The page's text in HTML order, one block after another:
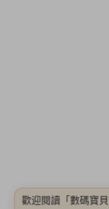
歡迎閱讀 「數碼寶貝
故事：賽博偵探黑客
的記憶/Digimon
Story: Cyber Sleuth
Memory【完整版|容
量5.5GB|官方繁體中